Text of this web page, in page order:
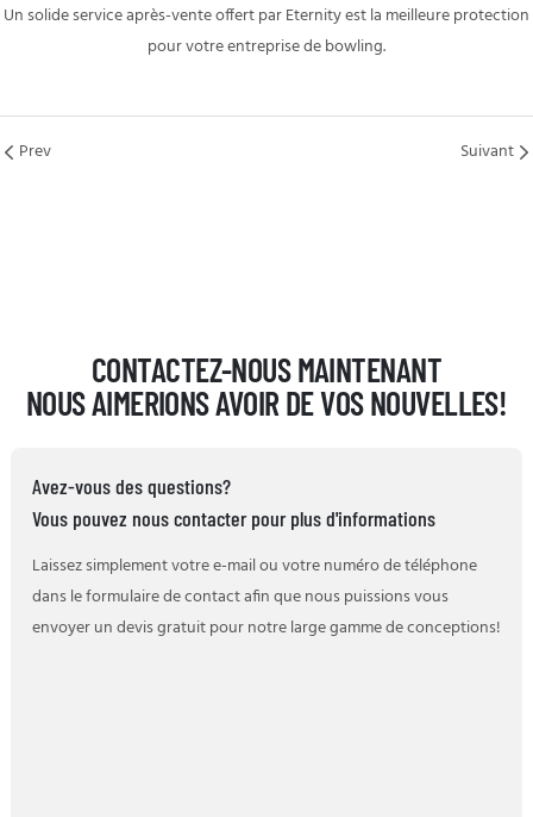
Un solide service après-vente offert par Eternity est la meilleure protection
pour votre entreprise de bowling.
Prev Suivant
CONTACTEZ-NOUS MAINTENANT
NOUS AIMERIONS AVOIR DE VOS NOUVELLES!
Avez-vous des questions?
Vous pouvez nous contacter pour plus d'informations
Laissez simplement votre e-mail ou votre numéro de téléphone
dans le formulaire de contact afin que nous puissions vous
envoyer un devis gratuit pour notre large gamme de conceptions!